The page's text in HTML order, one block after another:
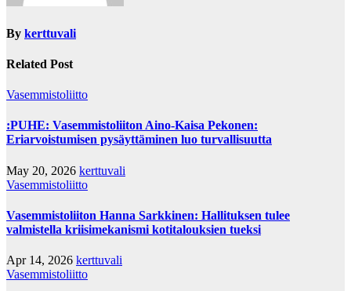
By kerttuvali
Related Post
Vasemmistoliitto
:PUHE: Vasemmistoliiton Aino-Kaisa Pekonen:
Eriarvoistumisen pysäyttäminen luo turvallisuutta
May 20, 2026 kerttuvali
Vasemmistoliitto
Vasemmistoliiton Hanna Sarkkinen: Hallituksen tulee
valmistella kriisimekanismi kotitalouksien tueksi
Apr 14, 2026 kerttuvali
Vasemmistoliitto